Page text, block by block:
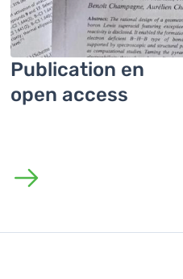
Publication en
open access